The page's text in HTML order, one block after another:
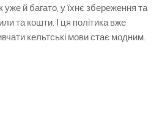
уже й багато, у їхнє збереження та
та кошти. І ця політика вже
кельтські мови стає модним.